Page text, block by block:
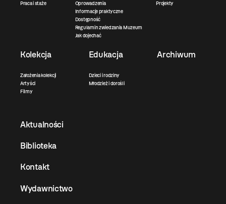
Praca i staże
Oprowadzenia
Informacje praktyczne
Dostępność
Regulamin zwiedzania Muzeum
Jak dojechać
Projekty
Kolekcja
Założenia kolekcji
Artyści
Filmy
Edukacja
Dzieci i rodziny
Młodzież i dorośli
Archiwum
Aktualności
Biblioteka
Kontakt
Wydawnictwo